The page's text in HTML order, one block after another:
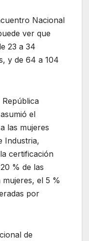
Nacional
ver que
23 a 34
y de 64 a 104
el
las mujeres
Industria,
certificación
% de las
el 5 %
por
de